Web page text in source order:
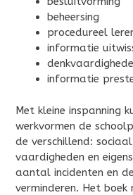
beheersing
procedureel
informatie
informatie
Met kleine inspanning
werkvormen de
de verschillend:
vaardigheden en
aantal incidenten en
verminderen. Het